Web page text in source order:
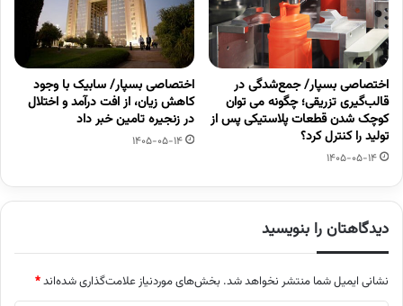
اختصاصی بسپار/ جمع‌شدگی در
قالب‌گیری تزریقی؛ چگونه می توان
کوچک شدن قطعات پلاستیکی پس از
تولید را کنترل کرد؟
1405-05-14
اختصاصی بسپار/ سابیک با وجود
کاهش زیان، از افت درآمد و اختلال
در زنجیره تامین خبر داد
1405-05-14
دیدگاهتان را بنویسید
نشانی ایمیل شما منتشر نخواهد شد. بخش‌های موردنیاز علامت‌گذاری شده‌اند*